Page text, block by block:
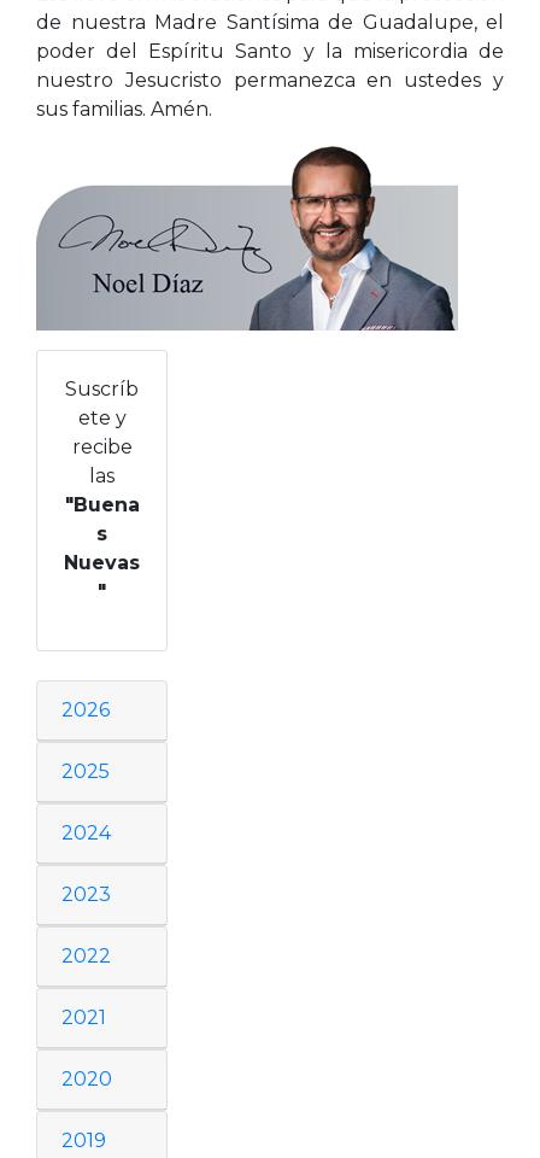
de nuestra Madre Santísima de Guadalupe, el
poder del Espíritu Santo y la misericordia de
nuestro Jesucristo permanezca en ustedes y
sus familias. Amén.
Suscríb
ete y
recibe
las
"Buena
s
Nuevas
"
2026
2025
2024
2023
2022
2021
2020
2019